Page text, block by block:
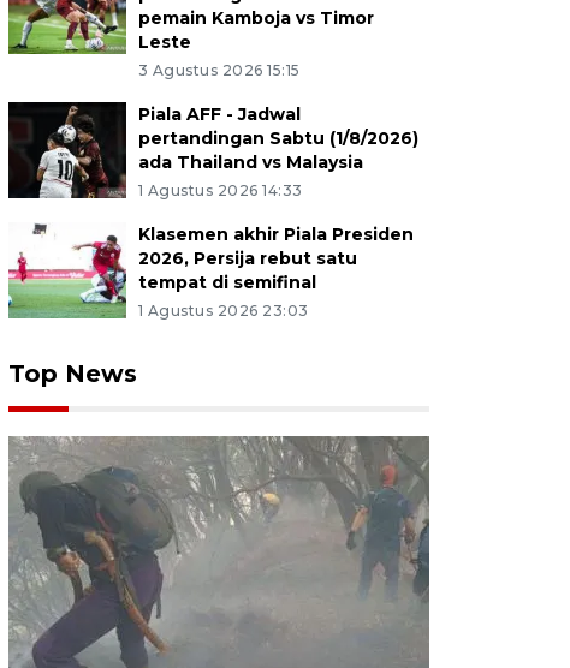
pemain Kamboja vs Timor
Leste
3 Agustus 2026 15:15
Piala AFF - Jadwal
pertandingan Sabtu (1/8/2026)
ada Thailand vs Malaysia
1 Agustus 2026 14:33
Klasemen akhir Piala Presiden
2026, Persija rebut satu
tempat di semifinal
1 Agustus 2026 23:03
Top News